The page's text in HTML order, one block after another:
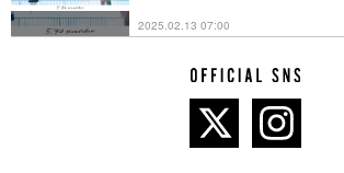
2025.02.13 07:00